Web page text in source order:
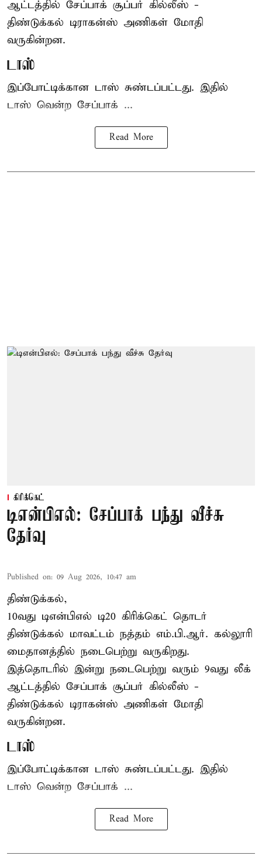
ஆட்டத்தில் சேப்பாக் சூப்பர் கில்லீஸ் -
திண்டுக்கல் டிராகன்ஸ் அணிகள் மோதி
வருகின்றன.
டாஸ்
இப்போட்டிக்கான டாஸ் சுண்டப்பட்டது. இதில்
டாஸ் வென்ற சேப்பாக் ...
Read More
கிரிக்கெட்
டிஎன்பிஎல்: சேப்பாக் பந்து வீச்சு
தேர்வு
Published on: 09 Aug 2026, 10:47 am
திண்டுக்கல்,
10வது டிஎன்பிஎல் டி20 கிரிக்கெட் தொடர்
திண்டுக்கல் மாவட்டம் நத்தம் எம்.பி.ஆர். கல்லூரி
மைதானத்தில் நடைபெற்று வருகிறது.
இத்தொடரில் இன்று நடைபெற்று வரும் 9வது லீக்
ஆட்டத்தில் சேப்பாக் சூப்பர் கில்லீஸ் -
திண்டுக்கல் டிராகன்ஸ் அணிகள் மோதி
வருகின்றன.
டாஸ்
இப்போட்டிக்கான டாஸ் சுண்டப்பட்டது. இதில்
டாஸ் வென்ற சேப்பாக் ...
Read More